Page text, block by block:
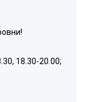
18.30-20.00;